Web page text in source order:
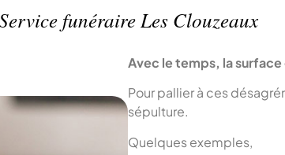
funéraire Les Clouzeaux
Avec le temps, la
Pour pallier à ces
sépulture.
Quelques exemples,